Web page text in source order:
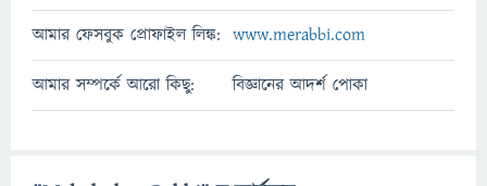
আমার ফেসবুক প্রোফাইল লিঙ্ক: www.merabbi.com
আমার সম্পর্কে আরো কিছু: বিজ্ঞানের আদর্শ পোকা